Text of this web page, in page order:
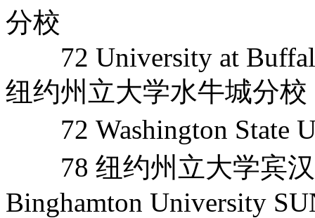
分校
72 University at
纽约州立大学水牛城分校
72 Washington State
78 纽约州立大学宾汉
Binghamton University